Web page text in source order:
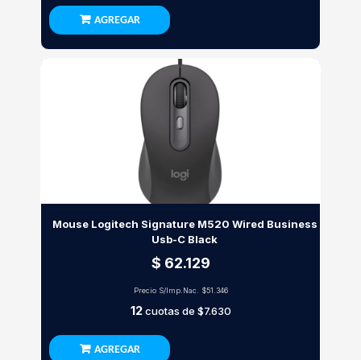
AGREGAR
Mouse Logitech Signature M520 Wired Business
Usb-C Black
$ 62.129
Precio S/Imp.Nac. $51.346
12cuotas de $7.630
AGREGAR